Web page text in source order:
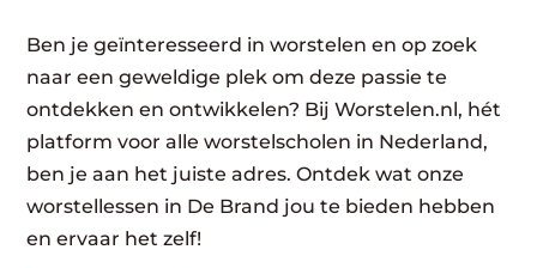
Ben je geïnteresseerd in worstelen en op zoek
naar een geweldige plek om deze passie te
ontdekken en ontwikkelen? Bij Worstelen.nl, hét
platform voor alle worstelscholen in Nederland,
ben je aan het juiste adres. Ontdek wat onze
worstellessen in De Brand jou te bieden hebben
en ervaar het zelf!